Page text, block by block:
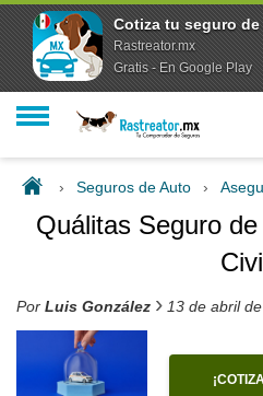
› Seguros de Auto ›
Quálitas Seguro
Por Luis González › 13 de abril
Cotiza tu seguro
Rastreator.mx
Gratis - En Google Play